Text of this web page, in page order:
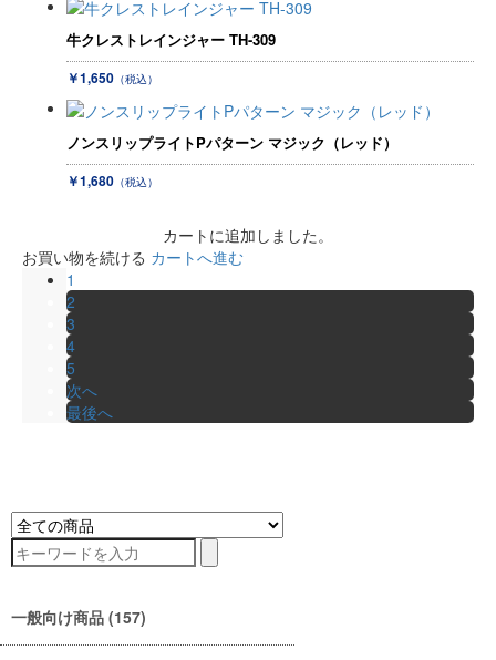
牛クレストレインジャー TH-309
￥1,650 （税込）
ノンスリップライトPパターン マジック（レッド）
￥1,680 （税込）
カートに追加しました。
お買い物を続ける カートへ進む
1
2
3
4
5
次へ
最後へ
一般向け商品 (157)